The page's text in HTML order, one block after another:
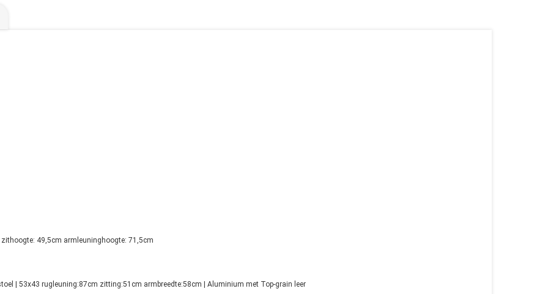
49,5cm armleuninghoogte: 71,5cm
| 53x43 rugleuning:87cm zitting:51cm armbreedte:58cm | Aluminium met Top-grain leer